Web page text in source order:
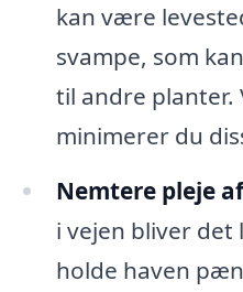
kan være
svampe, som
til andre planter.
minimerer du
Nemtere pleje
i vejen bliver
holde haven